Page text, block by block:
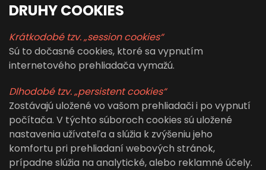
DRUHY COOKIES
Krátkodobé tzv. „session cookies“
Sú to dočasné cookies, ktoré sa vypnutím
internetového prehliadača vymažú.
Dlhodobé tzv. „persistent cookies“
Zostávajú uložené vo vašom prehliadači i po vypnutí
počítača. V týchto súboroch cookies sú uložené
nastavenia užívateľa a slúžia k zvýšeniu jeho
komfortu pri prehliadaní webových stránok,
prípadne slúžia na analytické, alebo reklamné účely.